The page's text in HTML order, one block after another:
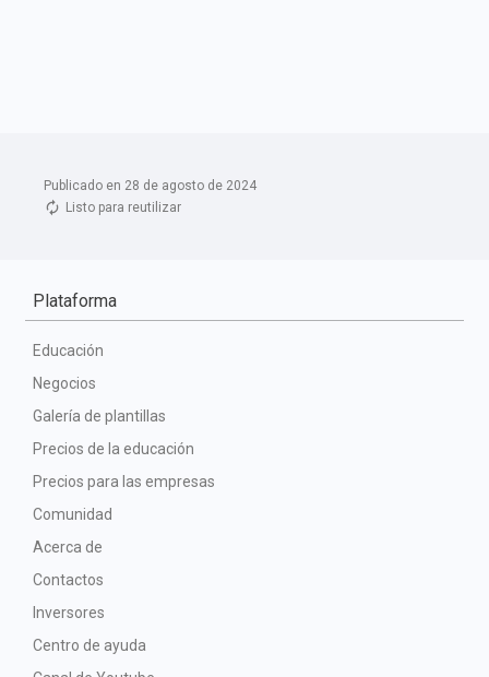
Publicado en 28 de agosto de 2024
Listo para reutilizar
Plataforma
Educación
Negocios
Galería de plantillas
Precios de la educación
Precios para las empresas
Comunidad
Acerca de
Contactos
Inversores
Centro de ayuda